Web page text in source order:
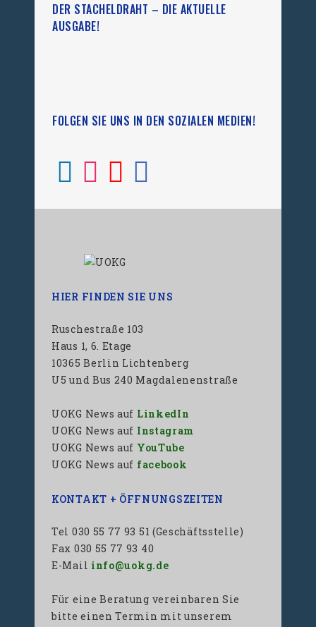
DER STACHELDRAHT – DIE AKTUELLE
AUSGABE!
FOLGEN SIE UNS IN DEN SOZIALEN MEDIEN!
HIER FINDEN SIE UNS
Ruschestraße 103
Haus 1, 6. Etage
10365 Berlin Lichtenberg
U5 und Bus 240 Magdalenenstraße
UOKG News auf LinkedIn
UOKG News auf Instagram
UOKG News auf YouTube
UOKG News auf facebook
KONTAKT + ÖFFNUNGSZEITEN
Tel 030 55 77 93 51 (Geschäftsstelle)
Fax 030 55 77 93 40
E-Mail info@uokg.de
Für eine Beratung vereinbaren Sie
bitte einen Termin mit unserem